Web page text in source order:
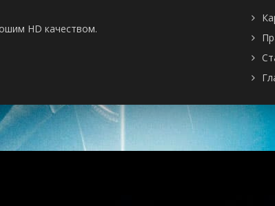
HD качеством.